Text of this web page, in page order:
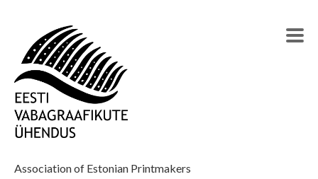
Association of Estonian Printmakers